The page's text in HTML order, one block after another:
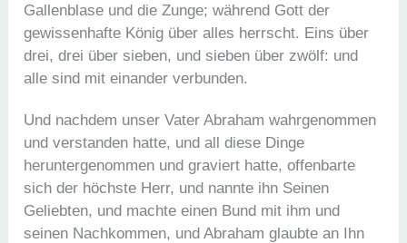
Gallenblase und die Zunge; während Gott der
gewissenhafte König über alles herrscht. Eins über
drei, drei über sieben, und sieben über zwölf: und
alle sind mit einander verbunden.
Und nachdem unser Vater Abraham wahrgenommen
und verstanden hatte, und all diese Dinge
heruntergenommen und graviert hatte, offenbarte
sich der höchste Herr, und nannte ihn Seinen
Geliebten, und machte einen Bund mit ihm und
seinen Nachkommen, und Abraham glaubte an Ihn